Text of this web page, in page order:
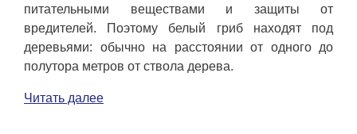
питательными веществами и защиты от
вредителей. Поэтому белый гриб находят под
деревьями: обычно на расстоянии от одного до
полутора метров от ствола дерева.
Читать далее